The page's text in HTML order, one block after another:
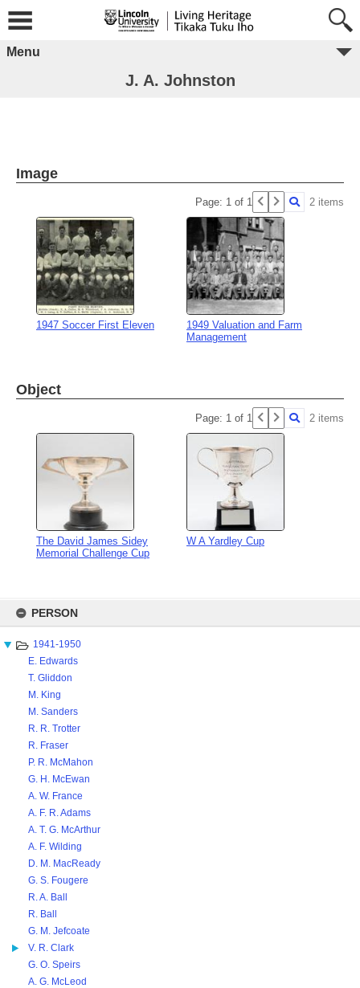
content
PERSON
1941-1950
E. Edwards
T. Gliddon
M. King
M. Sanders
R. R. Trotter
R. Fraser
P. R. McMahon
G. H. McEwan
A. W. France
A. F. R. Adams
A. T. G. McArthur
A. F. Wilding
D. M. MacReady
G. S. Fougere
R. A. Ball
R. Ball
G. M. Jefcoate
V. R. Clark
G. O. Speirs
A. G. McLeod
Menu
J. A. Johnston
Image
Page: 1 of 1 2 items
1947 Soccer First Eleven
1949 Valuation and Farm
Management
Object
Page: 1 of 1 2 items
The David James Sidey
Memorial Challenge Cup
W A Yardley Cup